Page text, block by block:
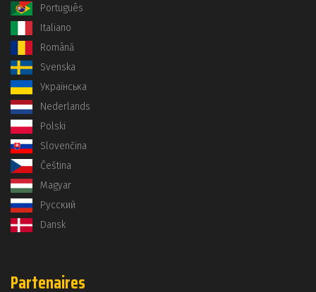
Português
Italiano
Română
Svenska
Українська
Nederlands
Polski
Slovenčina
Čeština
Magyar
Русский
Dansk
Partenaires